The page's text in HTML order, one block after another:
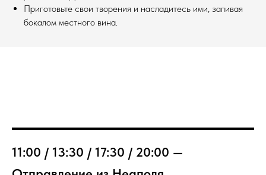
Приготовьте свои творения и насладитесь ими, запивая
бокалом местного вина.
11:00 / 13:30 / 17:30 / 20:00 —